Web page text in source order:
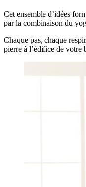
Cet ensemble d’idées
par la combinaison du
Chaque pas, chaque
pierre à l’édifice de votre